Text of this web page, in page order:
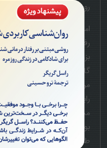
روی سهره‌ها انجام شده است.
اما آنچه پژوهشگران
رفتن به گالاپاگوس
بزرگی از پژوهش‌های
گالاپاگوس انجام شده بود
مربوط به
رابطه‌ی میان طول‌عمر
محیطی سنجیدند. نتایج
بود: هرجا تناسب میان
طول‌عمر پرنده‌ها بالاتر